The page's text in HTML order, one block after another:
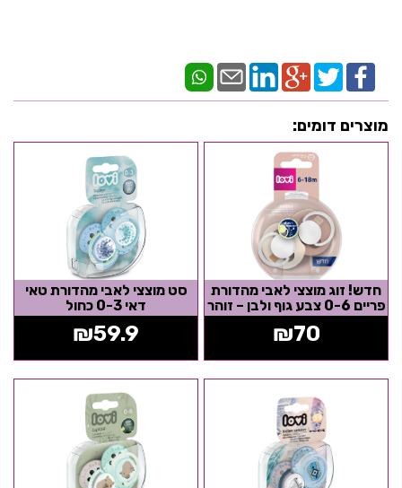
מוצרים דומים:
חדש! זוג מוצצי לאבי מהדורת
פריים 0-6 צבע גוף ולבן – זוהר
בחושך
₪70
סט מוצצי לאבי מהדורת טאי
דאי 0-3 כחול
₪59.9